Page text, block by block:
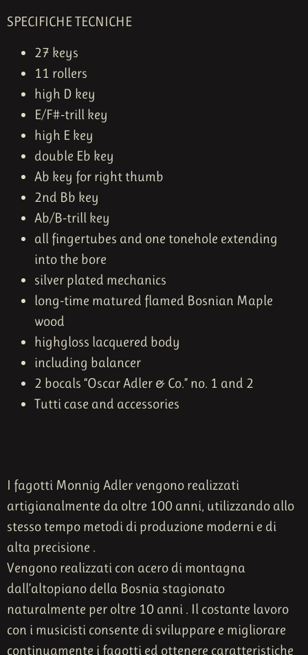
SPECIFICHE TECNICHE
27 keys
11 rollers
high D key
E/F#-trill key
high E key
double Eb key
Ab key for right thumb
2nd Bb key
Ab/B-trill key
all fingertubes and one tonehole extending
into the bore
silver plated mechanics
long-time matured flamed Bosnian Maple
wood
highgloss lacquered body
including balancer
2 bocals “Oscar Adler & Co.” no. 1 and 2
Tutti case and accessories
I fagotti Monnig Adler vengono realizzati
artigianalmente da oltre 100 anni, utilizzando allo
stesso tempo metodi di produzione moderni e di
alta precisione .
Vengono realizzati con acero di montagna
dall’altopiano della Bosnia stagionato
naturalmente per oltre 10 anni . Il costante lavoro
con i musicisti consente di sviluppare e migliorare
continuamente i fagotti ed ottenere caratteristiche